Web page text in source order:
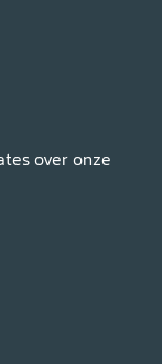
over onze